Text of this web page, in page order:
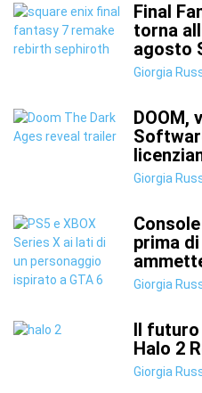
Final
torna
agosto
Giorgia
DOOM,
Giorgia
prima
Giorgia
Il futuro
Halo 2
Giorgia